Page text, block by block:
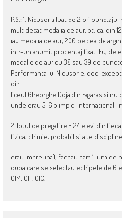
P.S.: 1. Nicusor a luat de 2 ori
mult decat medalia de aur, pt. ca, din
iau medalia de aur, 200 pe cea de
intr-un anumit procentaj fixat. Eu, de
medalie de aur cu 38 sau 39 de
Performanta lui Nicusor e, deci
din
liceul Gheorghe Doja din Fagaras si nu
unde erau 5-6 olimpici internationali
2. lotul de pregatire = 24 elevi din
fizica, chimie, probabil si alte
erau impreuna), faceau cam 1 luna de
dupa care se selectau echipele de 6
OIM, OIF, OIC.